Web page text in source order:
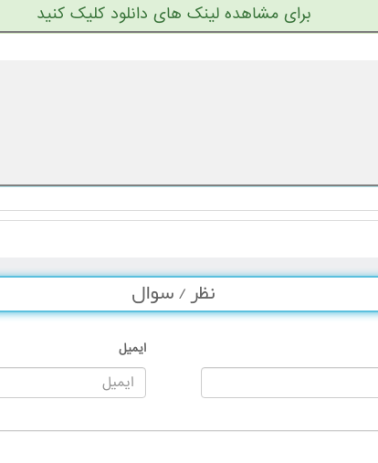
برای مشاهده لینک های دانلود کلیک کنید
نظر / سوال
ایمیل